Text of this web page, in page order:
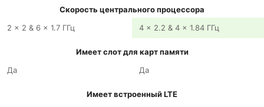
Скорость центрального процессора
2 x 2 & 6 x 1.7 ГГц
4 x 2.2 & 4 x 1.84 ГГц
Имеет слот для карт памяти
Да
Да
Имеет встроенный LTE